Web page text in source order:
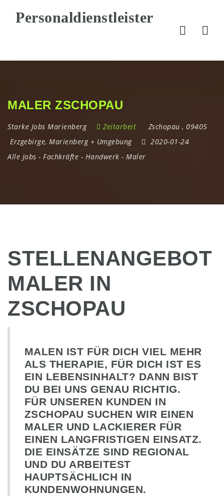
MALER ZSCHOPAU
Starke Jobs Marienberg Zeitarbeit Zschopau , 09405
Erzgebirge, Marienberg + Umgebung
2020-01-24
Alle Jobs - Fachkräfte - Handwerk - Maler
STELLENANGEBOT
MALER IN
ZSCHOPAU
MALEN IST FÜR DICH VIEL MEHR
ALS THERAPIE, FÜR DICH IST ES
EIN LEBENSINHALT? DANN BIST
DU BEI UNS GENAU RICHTIG.
FÜR UNSEREN KUNDEN IN
ZSCHOPAU SUCHEN WIR EINEN
MALER UND LACKIERER FÜR
EINEN LANGFRISTIGEN EINSATZ.
DIE EINSÄTZE SIND REGIONAL
UND DU ARBEITEST
HAUPTSÄCHLICH IN
KUNDENWOHNUNGEN.